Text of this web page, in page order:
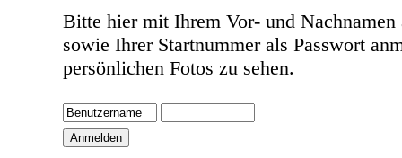
Bitte hier mit Ihrem Vor- und Nachnamen
sowie Ihrer Startnummer als Passwort
persönlichen Fotos zu sehen.